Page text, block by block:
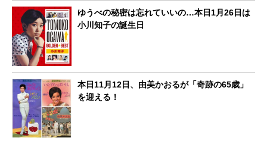
ゆうべの秘密は忘れていいの…本日1月26日は
小川知子の誕生日
本日11月12日、由美かおるが「奇跡の65歳」
を迎える！